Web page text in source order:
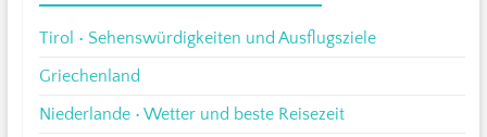
Tirol • Sehenswürdigkeiten und Ausflugsziele
Griechenland
Niederlande • Wetter und beste Reisezeit